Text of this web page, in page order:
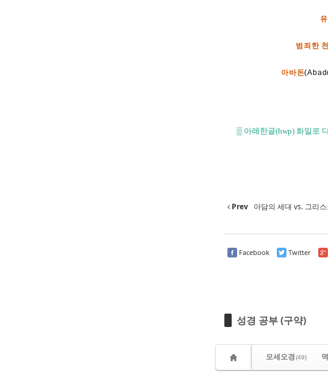
범죄한
아바돈
▒ 아래한글(hwp) 화일로
Prev 아담의 세대 vs. 그리
Facebook Twitter
성경 공부 (구약)
모세오경(49)